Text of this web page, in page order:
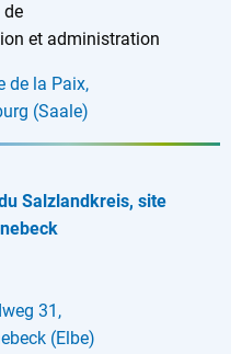
de
et administration
de la Paix,
(Saale)
Salzlandkreis, site
31,
(Elbe)